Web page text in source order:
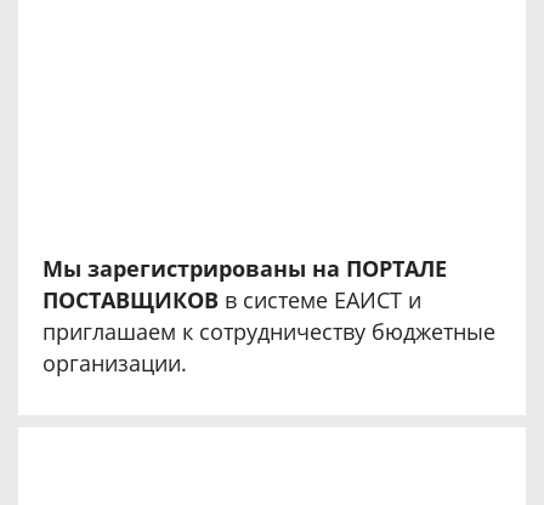
Мы зарегистрированы на ПОРТАЛЕ
ПОСТАВЩИКОВ в системе ЕАИСТ и
приглашаем к сотрудничеству бюджетные
организации.